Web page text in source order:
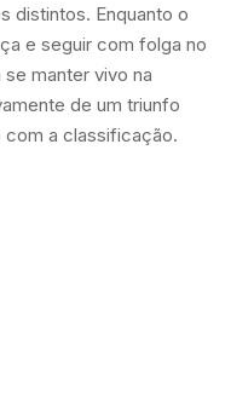
distintos. Enquanto o
e seguir com folga no
manter vivo na
de um triunfo
com a classificação.